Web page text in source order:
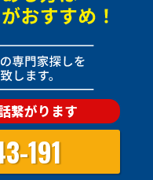
繋がります
191